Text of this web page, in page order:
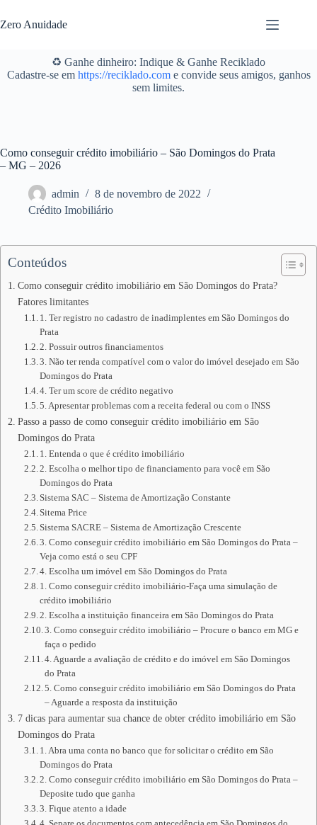
para
o
Zero Anuidade
♻️ Ganhe dinheiro: Indique & Ganhe Reciklado
Cadastre-se em https://reciklado.come convide seus amigos, ganhos
sem limites.
Como conseguir crédito imobiliário – São Domingos do Prata
– MG – 2026
admin
8 de novembro de 2022
Crédito Imobiliário
Conteúdos
Como conseguir crédito imobiliário em São Domingos do Prata?
Fatores limitantes
1. Ter registro no cadastro de inadimplentes em São Domingos do
Prata
2. Possuir outros financiamentos
3. Não ter renda compatível com o valor do imóvel desejado em São
Domingos do Prata
4. Ter um score de crédito negativo
5. Apresentar problemas com a receita federal ou com o INSS
Passo a passo de como conseguir crédito imobiliário em São
Domingos do Prata
1. Entenda o que é crédito imobiliário
2. Escolha o melhor tipo de financiamento para você em São
Domingos do Prata
Sistema SAC – Sistema de Amortização Constante
Sitema Price
Sistema SACRE – Sistema de Amortização Crescente
3. Como conseguir crédito imobiliário em São Domingos do Prata –
Veja como está o seu CPF
4. Escolha um imóvel em São Domingos do Prata
1. Como conseguir crédito imobiliário-Faça uma simulação de
crédito imobiliário
2. Escolha a instituição financeira em São Domingos do Prata
3. Como conseguir crédito imobiliário – Procure o banco em MG e
faça o pedido
4. Aguarde a avaliação de crédito e do imóvel em São Domingos
do Prata
5. Como conseguir crédito imobiliário em São Domingos do Prata
– Aguarde a resposta da instituição
7 dicas para aumentar sua chance de obter crédito imobiliário em São
Domingos do Prata
1. Abra uma conta no banco que for solicitar o crédito em São
Domingos do Prata
2. Como conseguir crédito imobiliário em São Domingos do Prata –
Deposite tudo que ganha
3. Fique atento a idade